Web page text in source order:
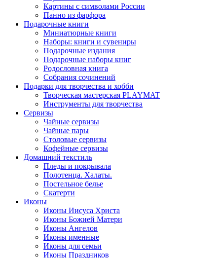
Картины с символами России
Панно из фарфора
Подарочные книги
Миниатюрные книги
Наборы: книги и сувениры
Подарочные издания
Подарочные наборы книг
Родословная книга
Собрания сочинений
Подарки для творчества и хобби
Творческая мастерская PLAYMAT
Инструменты для творчества
Cервизы
Чайные сервизы
Чайные пары
Столовые сервизы
Кофейные сервизы
Домашний текстиль
Пледы и покрывала
Полотенца. Халаты.
Постельное белье
Скатерти
Иконы
Иконы Иисуса Христа
Иконы Божией Матери
Иконы Ангелов
Иконы именные
Иконы для семьи
Иконы Праздников